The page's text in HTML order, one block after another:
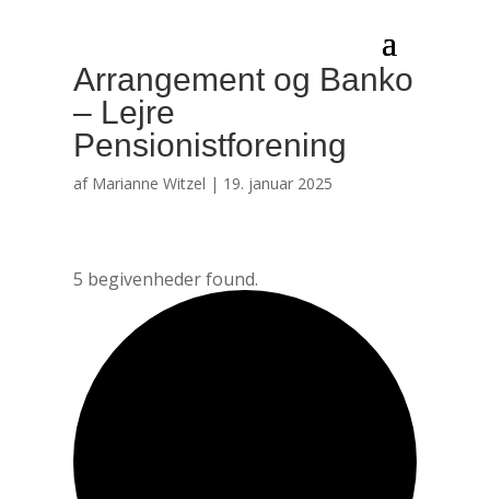
Arrangement og Banko
– Lejre
Pensionistforening
af Marianne Witzel | 19. januar 2025
5 begivenheder found.